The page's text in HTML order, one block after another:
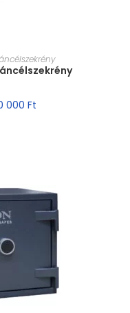
000 Ft